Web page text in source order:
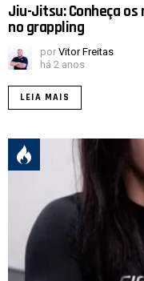
Jiu-Jitsu: Conheça
no grappling
por Vitor Freitas
há 2 anos
LEIA MAIS